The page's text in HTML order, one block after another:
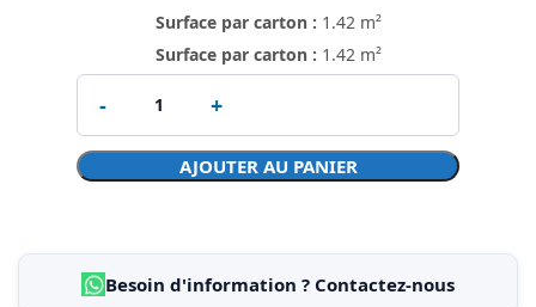
Surface par carton : 1.42 m²
Surface par carton : 1.42 m²
AJOUTER AU PANIER
Besoin d'information ? Contactez-nous